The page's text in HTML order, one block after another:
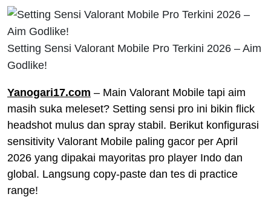
Setting Sensi Valorant Mobile Pro Terkini 2026 – Aim
Godlike!
Yanogari17.com – Main Valorant Mobile tapi aim
masih suka meleset? Setting sensi pro ini bikin flick
headshot mulus dan spray stabil. Berikut konfigurasi
sensitivity Valorant Mobile paling gacor per April
2026 yang dipakai mayoritas pro player Indo dan
global. Langsung copy-paste dan tes di practice
range!